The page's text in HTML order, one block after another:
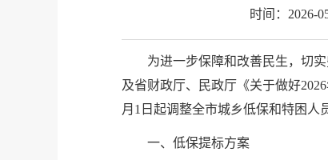
时间： 2026-
为进一步保障和改善民生，切
及省财政厅、民政厅《关于做好
月1日起调整全市城乡低保和特困人
一、低保提标方案